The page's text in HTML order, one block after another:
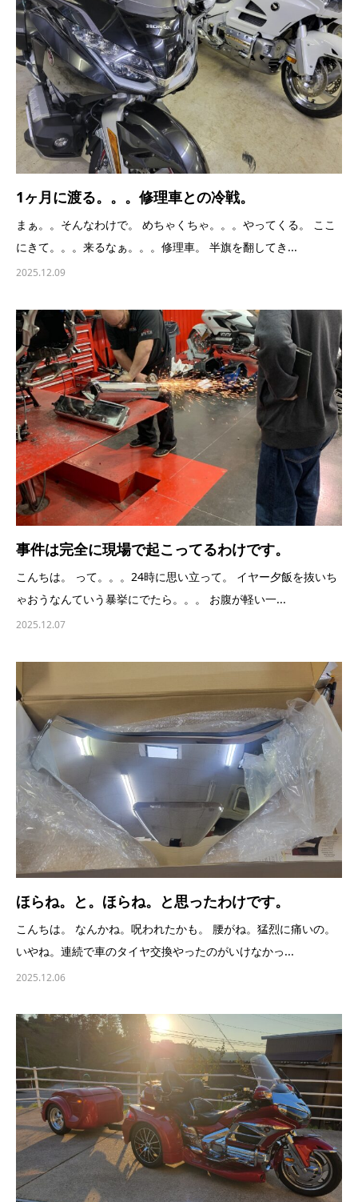
1ヶ月に渡る。。。修理車との冷戦。
まぁ。。そんなわけで。 めちゃくちゃ。。。やってくる。 ここ
にきて。。。来るなぁ。。。修理車。 半旗を翻してき...
2025.12.09
事件は完全に現場で起こってるわけです。
こんちは。 って。。。24時に思い立って。 イヤー夕飯を抜いち
ゃおうなんていう暴挙にでたら。。。 お腹が軽い一...
2025.12.07
ほらね。と。ほらね。と思ったわけです。
こんちは。 なんかね。呪われたかも。 腰がね。猛烈に痛いの。
いやね。連続で車のタイヤ交換やったのがいけなかっ...
2025.12.06